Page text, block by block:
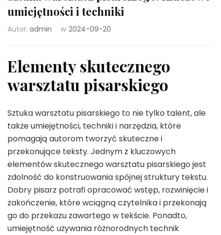
umiejętności i techniki
Autor: admin w 2024-09-20
Elementy skutecznego
warsztatu pisarskiego
Sztuka warsztatu pisarskiego to nie tylko talent, ale
także umiejętności, techniki i narzędzia, które
pomagają autorom tworzyć skuteczne i
przekonujące teksty. Jednym z kluczowych
elementów skutecznego warsztatu pisarskiego jest
zdolność do konstruowania spójnej struktury tekstu.
Dobry pisarz potrafi opracować wstęp, rozwinięcie i
zakończenie, które wciągną czytelnika i przekonają
go do przekazu zawartego w tekście. Ponadto,
umiejętność używania różnorodnych technik